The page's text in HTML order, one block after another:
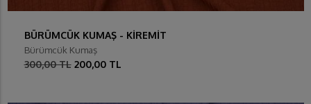
BÜRÜMCÜK KUMAŞ - KİREMİT
Bürümcük Kumaş
300,00 TL 200,00 TL